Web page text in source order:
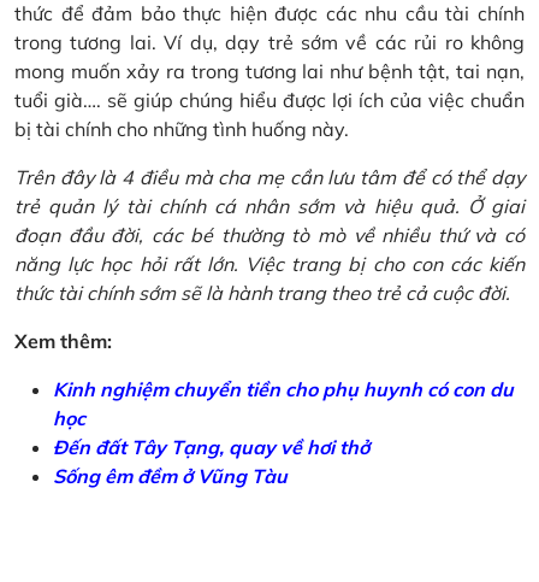
thức để đảm bảo thực hiện được các nhu cầu tài chính
trong tương lai. Ví dụ, dạy trẻ sớm về các rủi ro không
mong muốn xảy ra trong tương lai như bệnh tật, tai nạn,
tuổi già…. sẽ giúp chúng hiểu được lợi ích của việc chuẩn
bị tài chính cho những tình huống này.
Trên đây là 4 điều mà cha mẹ cần lưu tâm để có thể dạy
trẻ quản lý tài chính cá nhân sớm và hiệu quả. Ở giai
đoạn đầu đời, các bé thường tò mò về nhiều thứ và có
năng lực học hỏi rất lớn. Việc trang bị cho con các kiến
thức tài chính sớm sẽ là hành trang theo trẻ cả cuộc đời.
Xem thêm:
Kinh nghiệm chuyển tiền cho phụ huynh có con du
học
Đến đất Tây Tạng, quay về hơi thở
Sống êm đềm ở Vũng Tàu